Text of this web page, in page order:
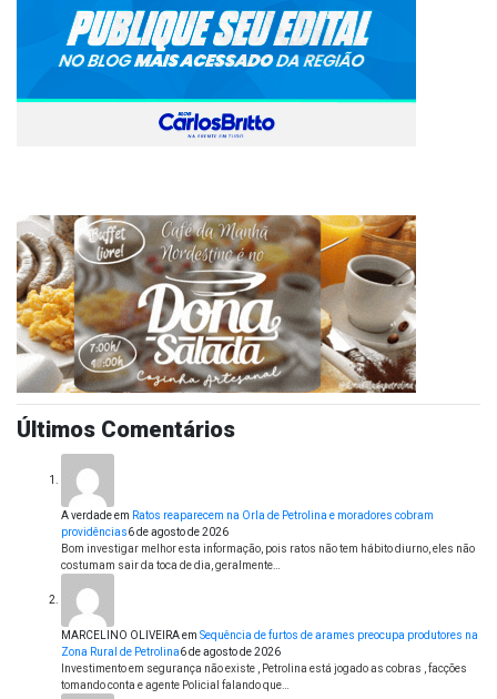
Últimos Comentários
A verdadeem Ratos reaparecem na Orla de Petrolina e moradores cobram
providências6 de agosto de 2026
Bom investigar melhor esta informação, pois ratos não tem hábito diurno, eles não
costumam sair da toca de dia, geralmente…
MARCELINO OLIVEIRAem Sequência de furtos de arames preocupa produtores na
Zona Rural de Petrolina6 de agosto de 2026
Investimento em segurança não existe , Petrolina está jogado as cobras , facções
tomando conta e agente Policial falando que…